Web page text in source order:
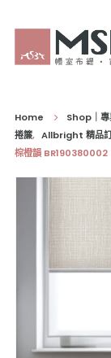
Home
Shop｜專
捲簾, Allbright 精品
棕橙韻 BR190380002